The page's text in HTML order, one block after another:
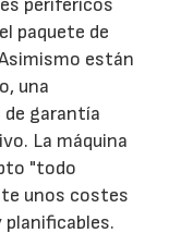
periféricos
paquete de
están
una
garantía
La máquina
"todo
unos costes